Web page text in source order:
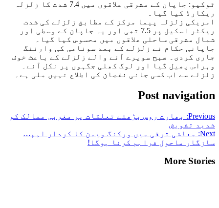
ٹوکیو: جاپان کے مشرقی علاقوں میں 7.4 شدت کا زلزلہ
ریکارڈ کیا گیا۔
امریکی زلزلہ پیما مرکز کے مطابق زلزلے کی شدت
ریکٹر اسکیل پر 7.5 تھی اور یہ جاپان کے وسطی اور
شمال مشرقی ساحلی علاقوں میں محسوس کیا گیا۔
جاپانی حکام نے زلزلے کے بعد سونامی کی وارننگ
جاری کردی۔ صبح سویرے آنے والے زلزلے کے باعث خوف
وہراس پھیل گیا اور لوگ کھلی جگہوں پر نکل آئے۔
زلزلے سے اب کسی جانی نقصان کی اطلاع نہیں ملی ہے۔
Post navigation
Previous:
بھارت روس بڑھتے تعلقات پر مغربی ممالک کو
شدید تشویش
Next:
معاشی ترقی میں ورکنگ ویمن کا کردار اہم…
سازگار ماحول فراہم کرنا ہوگا!
More Stories